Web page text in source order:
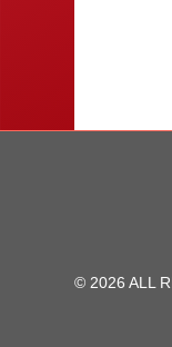
© 2026 ALL